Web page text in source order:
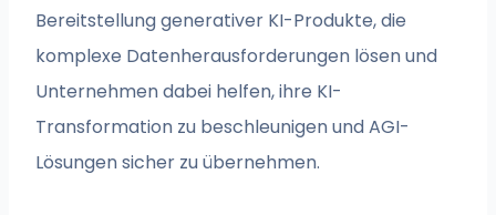
Bereitstellung generativer KI-Produkte, die
komplexe Datenherausforderungen lösen und
Unternehmen dabei helfen, ihre KI-
Transformation zu beschleunigen und AGI-
Lösungen sicher zu übernehmen.